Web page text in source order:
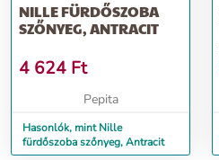
NILLE FÜRDŐSZOBA
SZŐNYEG, ANTRACIT
4 624 Ft
Pepita
Hasonlók, mint Nille
fürdőszoba szőnyeg, Antracit